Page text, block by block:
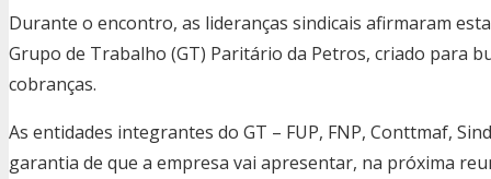
Durante o encontro, as lideranças sindicais afirmaram
Grupo de Trabalho (GT) Paritário da Petros, criado para
cobranças.
As entidades integrantes do GT – FUP, FNP, Conttmaf,
garantia de que a empresa vai apresentar, na próxima